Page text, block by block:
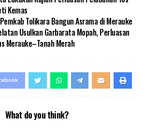
Kemas
Tolikara Bangun Asrama di Merauke
Usulkan Garbarata Mopah, Perluasan
Merauke–Tanah Merah
What do you think?